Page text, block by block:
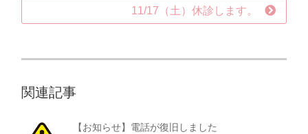
11/17（土）休診します。
関連記事
【お知らせ】電話が復旧しました